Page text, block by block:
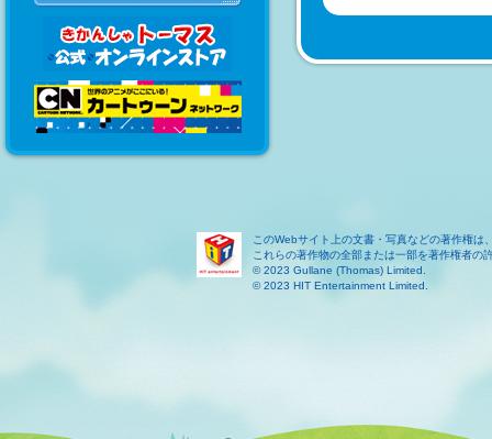
このWebサイト上の文書・写真などの著作権は
これらの著作物の全部または一部を著作権者の
© 2023 Gullane (Thomas) Limited.
© 2023 HIT Entertainment Limited.